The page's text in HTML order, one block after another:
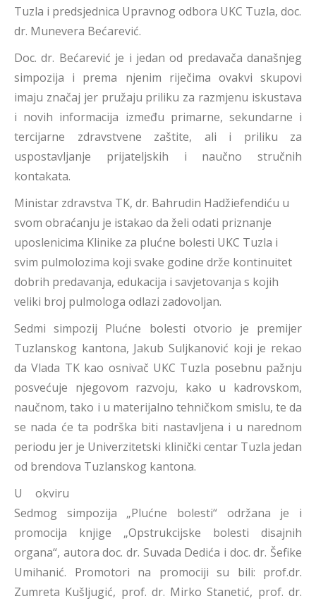
Tuzla i predsjednica Upravnog odbora UKC Tuzla, doc.
dr. Munevera Bećarević.
Doc. dr. Bećarević je i jedan od predavača današnjeg
simpozija i prema njenim riječima ovakvi skupovi
imaju značaj jer pružaju priliku za razmjenu iskustava
i novih informacija između primarne, sekundarne i
tercijarne zdravstvene zaštite, ali i priliku za
uspostavljanje prijateljskih i naučno stručnih
kontakata.
Ministar zdravstva TK, dr. Bahrudin Hadžiefendiću u
svom obraćanju je istakao da želi odati priznanje
uposlenicima Klinike za plućne bolesti UKC Tuzla i
svim pulmolozima koji svake godine drže kontinuitet
dobrih predavanja, edukacija i savjetovanja s kojih
veliki broj pulmologa odlazi zadovoljan.
Sedmi simpozij Plućne bolesti otvorio je premijer
Tuzlanskog kantona, Jakub Suljkanović koji je rekao
da Vlada TK kao osnivač UKC Tuzla posebnu pažnju
posvećuje njegovom razvoju, kako u kadrovskom,
naučnom, tako i u materijalno tehničkom smislu, te da
se nada će ta podrška biti nastavljena i u narednom
periodu jer je Univerzitetski klinički centar Tuzla jedan
od brendova Tuzlanskog kantona.
U okviru
Sedmog simpozija „Plućne bolesti“ održana je i
promocija knjige „Opstrukcijske bolesti disajnih
organa“, autora doc. dr. Suvada Dedića i doc. dr. Šefike
Umihanić. Promotori na promociji su bili: prof.dr.
Zumreta Kušljugić, prof. dr. Mirko Stanetić, prof. dr.